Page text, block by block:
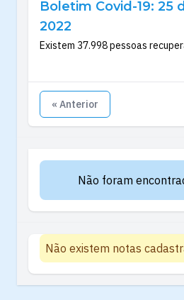
Boletim Covid-19: 25
2022
Existem 37.998 pessoas
« Anterior
Não foram
Não existem notas